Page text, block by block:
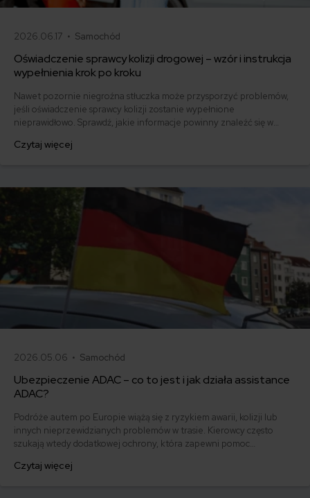
2026.06.17 • Samochód
Oświadczenie sprawcy kolizji drogowej – wzór i instrukcja
wypełnienia krok po kroku
Nawet pozornie niegroźna stłuczka może przysporzyć problemów,
jeśli oświadczenie sprawcy kolizji zostanie wypełnione
nieprawidłowo. Sprawdź, jakie informacje powinny znaleźć się w
Czytaj więcej
2026.05.06 • Samochód
Ubezpieczenie ADAC – co to jest i jak działa assistance
ADAC?
Podróże autem po Europie wiążą się z ryzykiem awarii, kolizji lub
innych nieprzewidzianych problemów w trasie. Kierowcy często
szukają wtedy dodatkowej ochrony, która zapewni pomoc
kraju. Jednym z rozwiązań, które pojawia się w tym kontekście, jest
Czytaj więcej